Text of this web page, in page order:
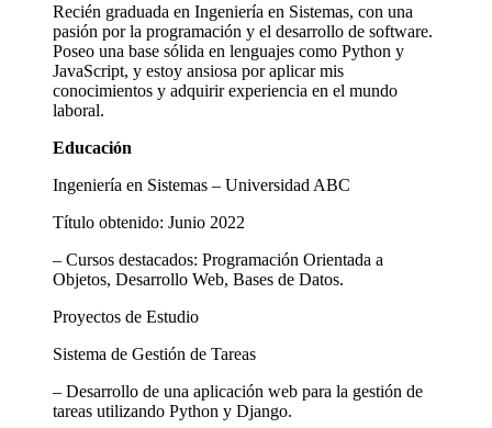
Recién graduada en Ingeniería en Sistemas, con una
pasión por la programación y el desarrollo de software.
Poseo una base sólida en lenguajes como Python y
JavaScript, y estoy ansiosa por aplicar mis
conocimientos y adquirir experiencia en el mundo
laboral.
Educación
Ingeniería en Sistemas – Universidad ABC
Título obtenido: Junio 2022
– Cursos destacados: Programación Orientada a
Objetos, Desarrollo Web, Bases de Datos.
Proyectos de Estudio
Sistema de Gestión de Tareas
– Desarrollo de una aplicación web para la gestión de
tareas utilizando Python y Django.